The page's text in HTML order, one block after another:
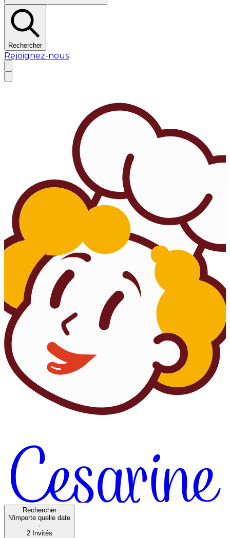
Rechercher
Rejoignez-nous
Rechercher
N'importe quelle date
·
2 Invités